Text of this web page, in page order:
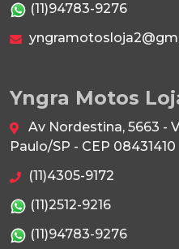
(11)94783-9276
Yngra Motos
Av Nordestina, 5663 -
Paulo/SP - CEP 08431410
(11)4305-9172
(11)2512-9216
(11)94783-9276